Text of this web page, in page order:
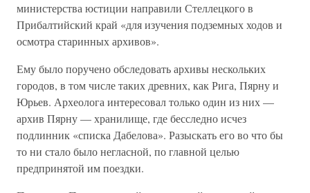
министерства юстиции направили Стеллецкого в
Прибалтийский край «для изучения подземных ходов и
осмотра старинных архивов».
Ему было поручено обследовать архивы нескольких
городов, в том числе таких древних, как Рига, Пярну и
Юрьев. Археолога интересовал только один из них —
архив Пярну — хранилище, где бесследно исчез
подлинник «списка Дабелова». Разыскать его во что бы
то ни стало было негласной, по главной целью
предпринятой им поездки.